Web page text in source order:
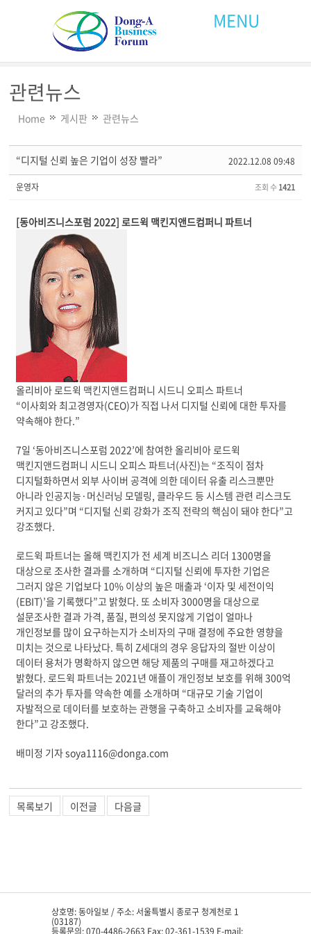
MENU
관련뉴스
Home 게시판 관련뉴스
“디지털 신뢰 높은 기업이 성장 빨라” 2022.12.08 09:48
운영자 조회 수 1421
[동아비즈니스포럼 2022] 로드윅 맥킨지앤드컴퍼니 파트너
올리비아 로드윅 맥킨지앤드컴퍼니 시드니 오피스 파트너
“이사회와 최고경영자(CEO)가 직접 나서 디지털 신뢰에 대한 투자를
약속해야 한다.”
7일 ‘동아비즈니스포럼 2022’에 참여한 올리비아 로드윅
맥킨지앤드컴퍼니 시드니 오피스 파트너(사진)는 “조직이 점차
디지털화하면서 외부 사이버 공격에 의한 데이터 유출 리스크뿐만
아니라 인공지능·머신러닝 모델링, 클라우드 등 시스템 관련 리스크도
커지고 있다”며 “디지털 신뢰 강화가 조직 전략의 핵심이 돼야 한다”고
강조했다.
로드윅 파트너는 올해 맥킨지가 전 세계 비즈니스 리더 1300명을
대상으로 조사한 결과를 소개하며 “디지털 신뢰에 투자한 기업은
그러지 않은 기업보다 10% 이상의 높은 매출과 ‘이자 및 세전이익
(EBIT)’을 기록했다”고 밝혔다. 또 소비자 3000명을 대상으로
설문조사한 결과 가격, 품질, 편의성 못지않게 기업이 얼마나
개인정보를 많이 요구하는지가 소비자의 구매 결정에 주요한 영향을
미치는 것으로 나타났다. 특히 Z세대의 경우 응답자의 절반 이상이
데이터 용처가 명확하지 않으면 해당 제품의 구매를 재고하겠다고
밝혔다. 로드윅 파트너는 2021년 애플이 개인정보 보호를 위해 300억
달러의 추가 투자를 약속한 예를 소개하며 “대규모 기술 기업이
자발적으로 데이터를 보호하는 관행을 구축하고 소비자를 교육해야
한다”고 강조했다.
배미정 기자 soya1116@donga.com
목록보기 이전글 다음글
상호명: 동아일보 / 주소: 서울특별시 종로구 청계천로 1
(03187)
등록문의: 070-4486-2663 Fax: 02-361-1539 E-mail: